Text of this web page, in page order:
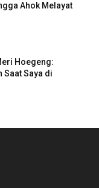
Ahok Melayat
Hoegeng:
Saat Saya di